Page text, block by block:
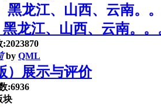
龙江、山西、云南。。
by QML
）展示与评价
:6936
块